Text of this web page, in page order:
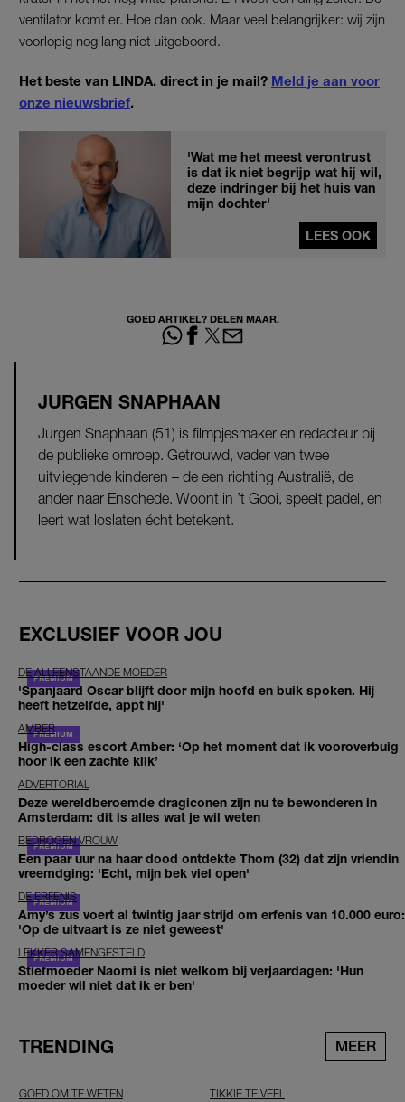
ventilator komt er. Hoe dan ook. Maar veel belangrijker: wij zijn
voorlopig nog lang niet uitgeboord.
Het beste van LINDA. direct in je mail? Meld je aan voor
onze nieuwsbrief.
'Wat me het meest verontrust
is dat ik niet begrijp wat hij wil,
deze indringer bij het huis van
mijn dochter'
LEES OOK
GOED ARTIKEL? DELEN MAAR.
JURGEN SNAPHAAN
Jurgen Snaphaan (51) is filmpjesmaker en redacteur bij
de publieke omroep. Getrouwd, vader van twee
uitvliegende kinderen – de een richting Australië, de
ander naar Enschede. Woont in ’t Gooi, speelt padel, en
leert wat loslaten écht betekent.
EXCLUSIEF VOOR JOU
DE ALLEENSTAANDE MOEDER
'Spanjaard Oscar blijft door mijn hoofd en buik spoken. Hij
heeft hetzelfde, appt hij'
AMBER
High-class escort Amber: ‘Op het moment dat ik vooroverbuig
hoor ik een zachte klik’
ADVERTORIAL
Deze wereldberoemde dragiconen zijn nu te bewonderen in
Amsterdam: dit is alles wat je wil weten
BEDROGEN VROUW
Een paar uur na haar dood ontdekte Thom (32) dat zijn vriendin
vreemdging: 'Echt, mijn bek viel open'
DE ERFENIS
Amy’s zus voert al twintig jaar strijd om erfenis van 10.000 euro:
'Op de uitvaart is ze niet geweest'
LEKKER SAMENGESTELD
Stiefmoeder Naomi is niet welkom bij verjaardagen: 'Hun
moeder wil niet dat ik er ben'
TRENDING MEER
GOED OM TE WETEN TIKKIE TE VEEL